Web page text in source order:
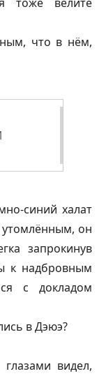
что в нём,
синий халат
утомлённым, он
запрокинув
к надбровным
с докладом
в Дэюэ?
видел,